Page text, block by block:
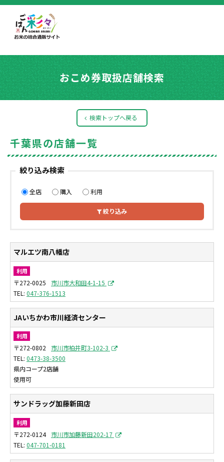
おこめ券取扱店舗検索
検索トップへ戻る
千葉県の店舗一覧
絞り込み検索
全店 購入 利用
絞り込み
マルエツ南八幡店
利用
〒272-0025
市川市大和田4-1-15
047-376-1513
JAいちかわ市川経済センター
利用
〒272-0802
市川市柏井町3-102-3
0473-38-3500
県内コープ2店舗
使用可
サンドラッグ加藤新田店
利用
〒272-0124
市川市加藤新田202-17
047-701-0181